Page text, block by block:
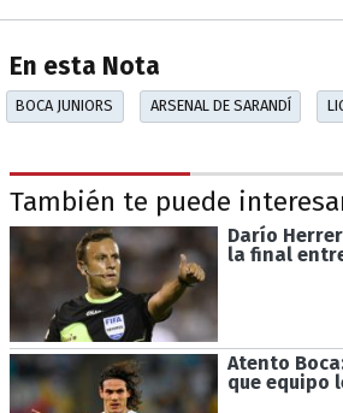
En esta Nota
BOCA JUNIORS ARSENAL DE SARANDÍ
También te puede
Darío
la final
Atento
que equipo